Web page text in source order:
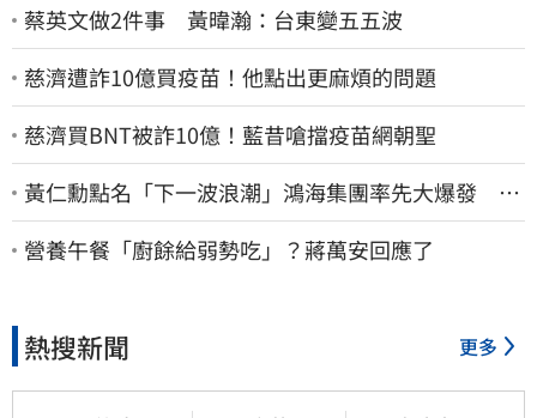
蔡英文做2件事 黃暐瀚：台東變五五波
慈濟遭詐10億買疫苗！他點出更麻煩的問題
慈濟買BNT被詐10億！藍昔嗆擋疫苗網朝聖
黃仁勳點名「下一波浪潮」鴻海集團率先大爆發 台
股這族群全面噴出
營養午餐「廚餘給弱勢吃」？蔣萬安回應了
熱搜新聞 更多